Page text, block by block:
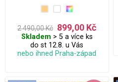
(ohňostrojů). Jedná se o novinku
průkopníkem do světa 3D
vánočního led osvětlení.
2 490,00 Kč 899,00 Kč
Skladem > 5 a více ks
do st 12.8. u Vás
nebo ihned Praha-západ